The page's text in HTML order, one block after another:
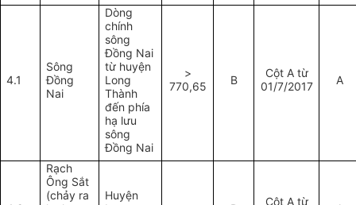
4.1
Sông
Đồng
Nai
Dòng
chính
sông
Đồng Nai
từ huyện
Long
Thành
đến phía
hạ lưu
sông
Đồng Nai
>
770,65
B
Cột A từ
01/7/2017
A
Rạch
Ông Sắt
(chảy ra
Huyện
Cột A từ